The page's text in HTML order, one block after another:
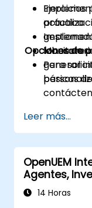
generar
básicas
Ejercicios
práctica.
Opciones de
Para
Leer más...
OpenUEM
Agentes,
14 Horas